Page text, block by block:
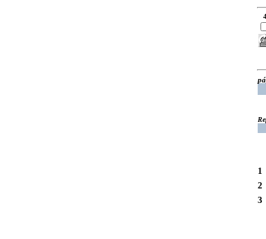
1
2
3